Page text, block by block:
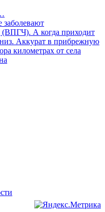
А когда приходит
Аккурат в прибрежную
километрах от села